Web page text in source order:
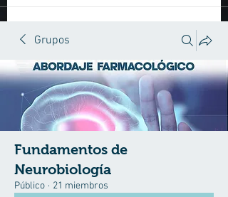
Grupos
Fundamentos de
Neurobiología
Público · 21 miembros